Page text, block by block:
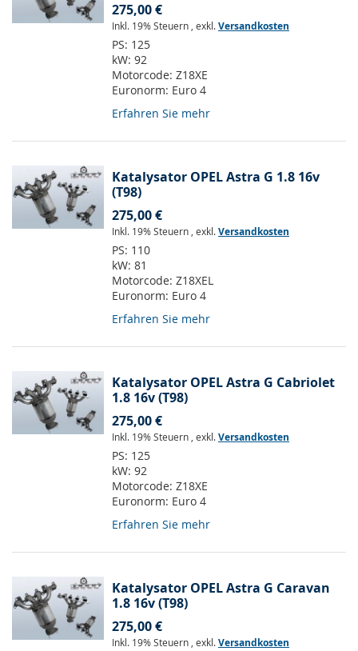
275,00 €
Inkl. 19% Steuern , exkl.Versandkosten
PS: 125
kW: 92
Motorcode: Z18XE
Euronorm: Euro 4
Erfahren Sie mehr
Katalysator OPEL Astra G 1.8 16v
(T98)
275,00 €
Inkl. 19% Steuern , exkl.Versandkosten
PS: 110
kW: 81
Motorcode: Z18XEL
Euronorm: Euro 4
Erfahren Sie mehr
Katalysator OPEL Astra G Cabriolet
1.8 16v (T98)
275,00 €
Inkl. 19% Steuern , exkl.Versandkosten
PS: 125
kW: 92
Motorcode: Z18XE
Euronorm: Euro 4
Erfahren Sie mehr
Katalysator OPEL Astra G Caravan
1.8 16v (T98)
275,00 €
Inkl. 19% Steuern , exkl.Versandkosten